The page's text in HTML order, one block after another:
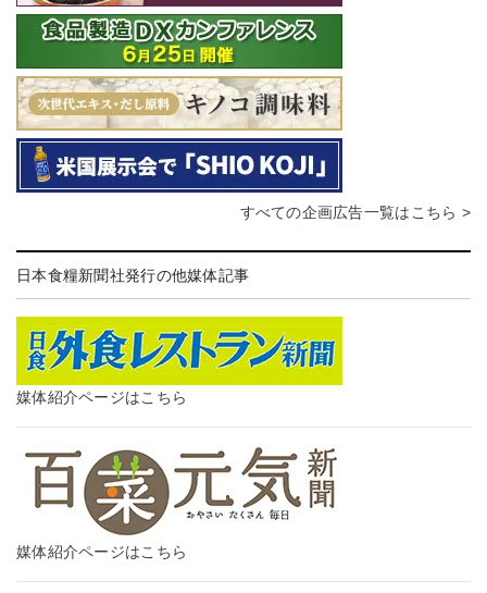
すべての企画広告一覧はこちら >
日本食糧新聞社発行の他媒体記事
媒体紹介ページはこちら
媒体紹介ページはこちら